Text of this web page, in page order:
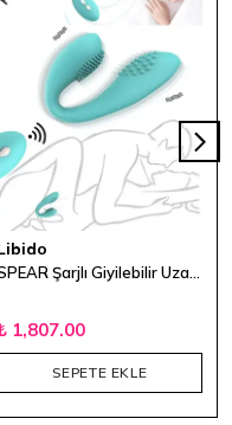
1,807.00
SEPETE EKLE